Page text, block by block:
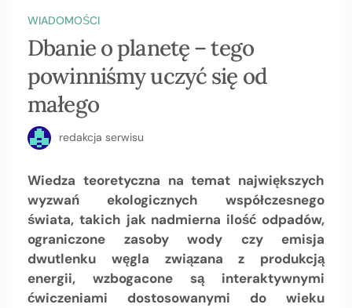
WIADOMOŚCI
Dbanie o planetę – tego
powinniśmy uczyć się od
małego
redakcja serwisu
Wiedza teoretyczna na temat największych
wyzwań ekologicznych współczesnego
świata, takich jak nadmierna ilość odpadów,
ograniczone zasoby wody czy emisja
dwutlenku węgla związana z produkcją
energii, wzbogacone są interaktywnymi
ćwiczeniami dostosowanymi do wieku